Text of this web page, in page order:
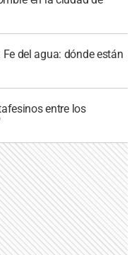
del agua: dónde están
entre los